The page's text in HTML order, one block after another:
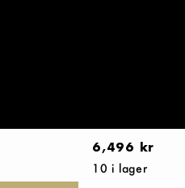
6,496 kr
10 i lager